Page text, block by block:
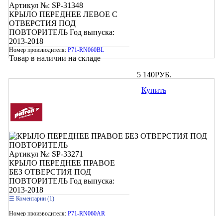
Артикул №: SP-31348
КРЫЛО ПЕРЕДНЕЕ ЛЕВОЕ С
ОТВЕРСТИЯ ПОД
ПОВТОРИТЕЛЬ Год выпуска:
2013-2018
Номер производителя: P71-RN060BL
Товар в наличии на складе
5 140РУБ.
Купить
Артикул №: SP-33271
КРЫЛО ПЕРЕДНЕЕ ПРАВОЕ
БЕЗ ОТВЕРСТИЯ ПОД
ПОВТОРИТЕЛЬ Год выпуска:
2013-2018
Коментарии (1)
Номер производителя: P71-RN060AR